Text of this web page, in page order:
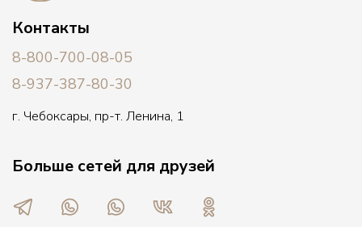
Контакты
8-800-700-08-05
8-937-387-80-30
г. Чебоксары, пр-т. Ленина, 1
Больше сетей для друзей